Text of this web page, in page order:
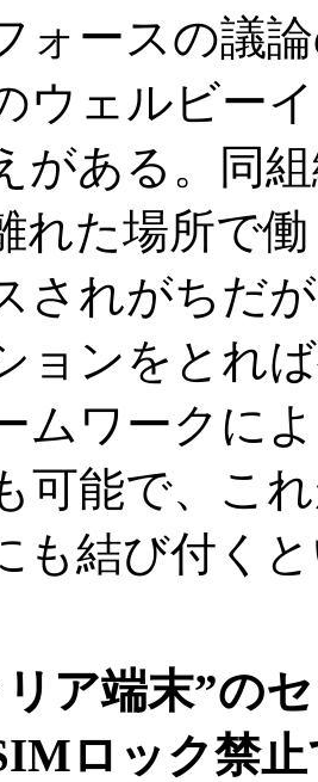
ースの議
ウェルビー
がある。同
れた場所で
されがちだ
ョンをとれ
ムワークに
可能で、こ
も結び付く
リア端末”の
ロック禁止